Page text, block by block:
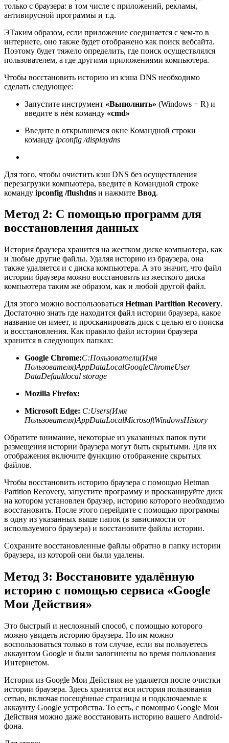
только с браузера: в том числе с приложений, рекламы,
антивирусной программы и т.д.
ЭТаким образом, если приложение соединяется с чем-то в
интернете, оно также будет отображено как поиск вебсайта.
Поэтому будет тяжело определить, где поиск осуществлялся
пользователем, а где другими приложениями компьютера.
Чтобы восстановить историю из кэша DNS необходимо
сделать следующее:
Запустите инструмент «Выполнить» (Windows + R) и
введите в нём команду «cmd»
Введите в открывшемся окне Командной строки
команду ipconfig /displaydns
Для того, чтобы очистить кэш DNS без осуществления
перезагрузки компьютера, введите в Командной строке
команду ipconfig /flushdns и нажмите Ввод.
Метод 2: С помощью программ для
восстановления данных
История браузера хранится на жестком диске компьютера, как
и любые другие файлы. Удаляя историю из браузера, она
также удаляется и с диска компьютера. А это значит, что файл
истории браузера можно восстановить из жесткого диска
компьютера таким же образом, как и любой другой файл.
Для этого можно воспользоваться Hetman Partition Recovery.
Достаточно знать где находится файл истории браузера, какое
название он имеет, и просканировать диск с целью его поиска
и восстановления. Как правило файл истории браузера
хранится в следующих папках:
Google Chrome:C:Пользователи(Имя
Пользователя)AppDataLocalGoogleChromeUser
DataDefaultlocal storage
Mozilla Firefox:
Microsoft Edge: C:Users(Имя
Пользователя)AppDataLocalMicrosoftWindowsHistory
Обратите внимание, некоторые из указанных папок пути
размещения истории браузера могут быть скрытыми. Для их
отображения включите функцию отображение скрытых
файлов.
Чтобы восстановить историю браузера с помощью Hetman
Partition Recovery, запустите программу и просканируйте диск
на котором установлен браузер, историю которого необходимо
восстановить. После этого перейдите с помощью программы
в одну из указанных выше папок (в зависимости от
используемого браузера) и восстановите файлы истории.
Сохраните восстановленные файлы обратно в папку истории
браузера, из которой они были удалены.
Метод 3: Восстановите удалённую
историю с помощью сервиса «Google
Мои Действия»
Это быстрый и несложный способ, с помощью которого
можно увидеть историю браузера. Но им можно
воспользоваться только в том случае, если вы пользуетесь
аккаунтом Google и были залогинены во время пользования
Интернетом.
История из Google Мои Действия не удаляется после очистки
истории браузера. Здесь хранится вся история пользования
сетью, включая посещённые страницы и подключаемые к
аккаунту Google устройства. То есть, с помощью Google Мои
Действия можно даже восстановить историю вашего Android-
фона.